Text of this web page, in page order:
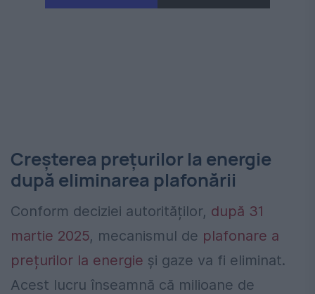
Creșterea prețurilor la energie
după eliminarea plafonării
Conform deciziei autorităților, după 31
martie 2025, mecanismul de plafonare a
prețurilor la energie și gaze va fi eliminat.
Acest lucru înseamnă că milioane de